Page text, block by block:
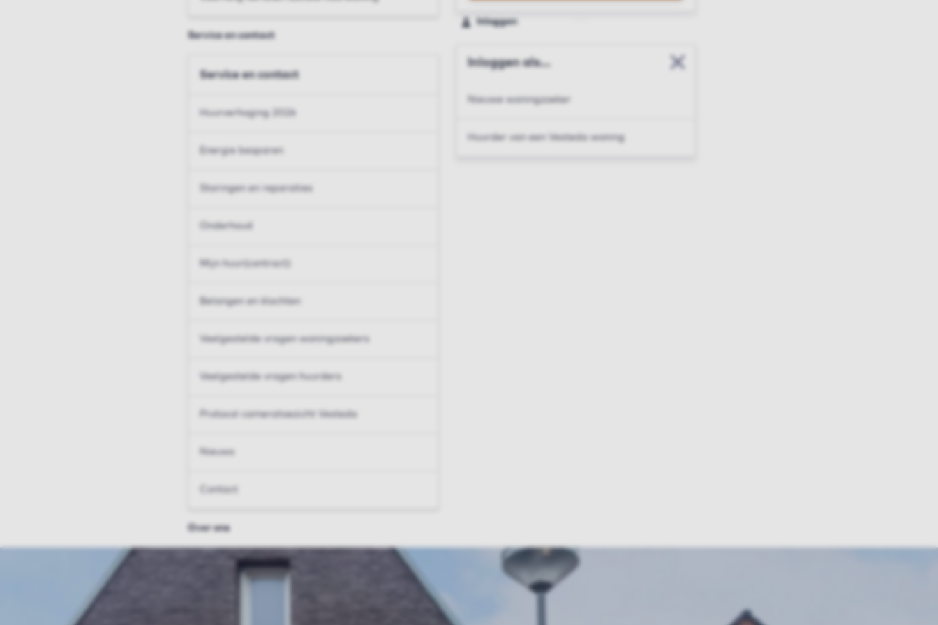
Service en contact
Service en contact
Huurverhoging 2026
Energie besparen
Storingen en reparaties
Onderhoud
Mijn huur(contract)
Belangen en klachten
Veelgestelde vragen woningzoekers
Veelgestelde vragen huurders
Protocol cameratoezicht Vesteda
Nieuws
Contact
Over ons
Inloggen
Inloggen als...
Sluit modal
Nieuwe woningzoeker
Huurder van een Vesteda woning